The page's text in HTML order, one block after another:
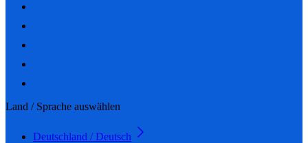
Land / Sprache auswählen
Deutschland / Deutsch